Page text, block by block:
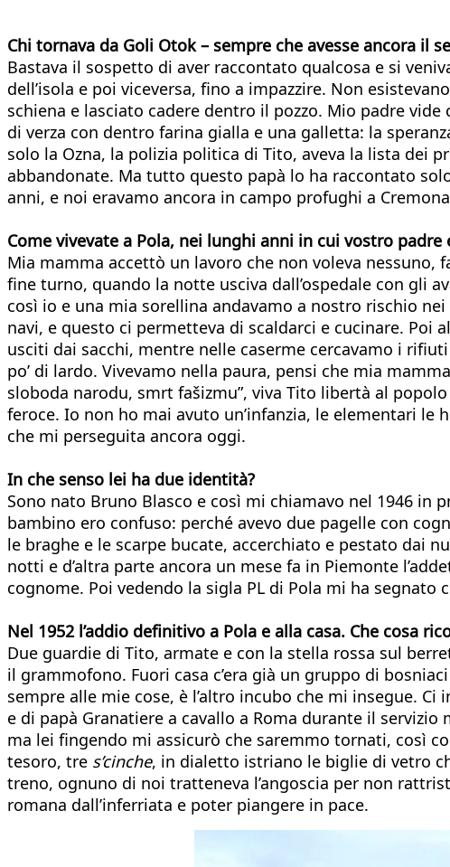
Chi tornava da Goli Otok – sempre che avesse ancora il
Bastava il sospetto di aver raccontato qualcosa e si
dell’isola e poi viceversa, fino a impazzire. Non
schiena e lasciato cadere dentro il pozzo. Mio padre
di verza con dentro farina gialla e una galletta: la
solo la Ozna, la polizia politica di Tito, aveva la lista dei
abbandonate. Ma tutto questo papà lo ha raccontato
anni, e noi eravamo ancora in campo profughi a
Come vivevate a Pola, nei lunghi anni in cui vostro padre
Mia mamma accettò un lavoro che non voleva
fine turno, quando la notte usciva dall’ospedale con gli
così io e una mia sorellina andavamo a nostro rischio
navi, e questo ci permetteva di scaldarci e cucinare. Poi
usciti dai sacchi, mentre nelle caserme cercavamo i
po’ di lardo. Vivevamo nella paura, pensi che mia
sloboda narodu, smrt fašizmu”, viva Tito libertà al
feroce. Io non ho mai avuto un’infanzia, le elementari
che mi perseguita ancora oggi.
In che senso lei ha due identità?
Sono nato Bruno Blasco e così mi chiamavo nel 1946 in
bambino ero confuso: perché avevo due pagelle con
le braghe e le scarpe bucate, accerchiato e pestato dai
notti e d’altra parte ancora un mese fa in Piemonte
cognome. Poi vedendo la sigla PL di Pola mi ha
Nel 1952 l’addio definitivo a Pola e alla casa. Che cosa
Due guardie di Tito, armate e con la stella rossa sul
il grammofono. Fuori casa c’era già un gruppo di
sempre alle mie cose, è l’altro incubo che mi insegue.
e di papà Granatiere a cavallo a Roma durante il
ma lei fingendo mi assicurò che saremmo tornati, così
tesoro, tre s’cinche, in dialetto istriano le biglie di vetro
treno, ognuno di noi tratteneva l’angoscia per non
romana dall’inferriata e poter piangere in pace.